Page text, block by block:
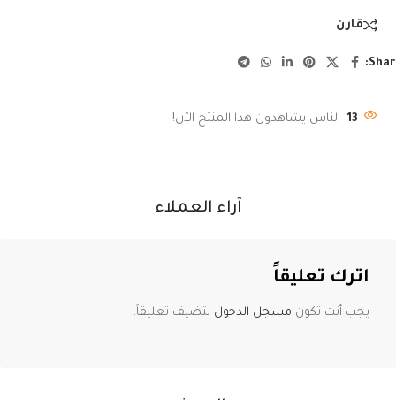
قارن
13 الناس يشاهدون هذا المنتج الآن!
آراء العملاء
اترك تعليقاً
يجب أنت تكون مسجل الدخول لتضيف تعليقاً.